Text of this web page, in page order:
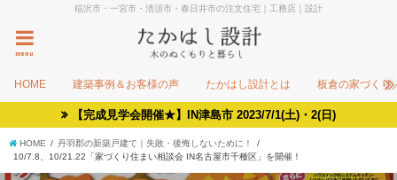
稲沢市・一宮市・清須市・春日井市の注文住宅｜工務店｜設計
menu
HOME 建築事例＆お客様の声 たかはし設計とは 板倉の家づくり
【完成見学会開催★】IN津島市 2023/7/1(土)・2(日)
HOME
丹羽郡の新築戸建て｜失敗・後悔しないために！
10/7.8、10/21.22「家づくり住まい相談会 IN名古屋市千種区」を開催！